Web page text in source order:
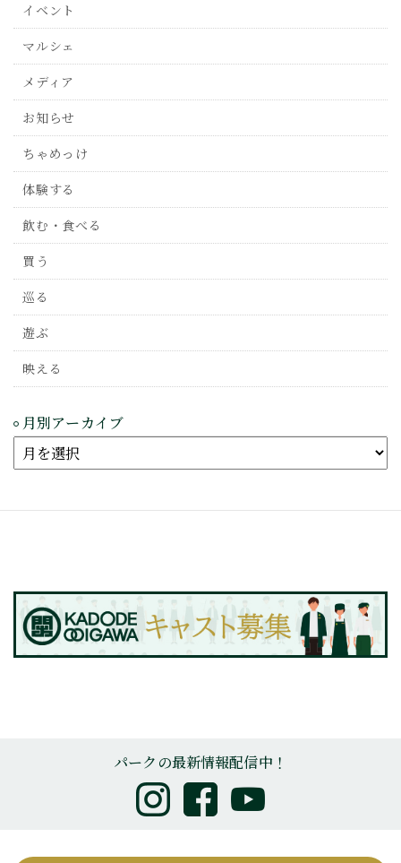
イベント
マルシェ
メディア
お知らせ
ちゃめっけ
体験する
飲む・食べる
買う
巡る
遊ぶ
映える
月別アーカイブ
パークの最新情報配信中！